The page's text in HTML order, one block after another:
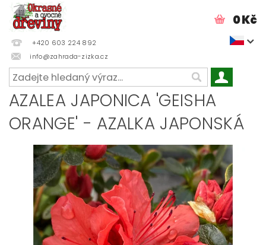
+420 603 224 892
info@zahrada-zizka.cz
0 Kč
AZALEA JAPONICA 'GEISHA
ORANGE' - AZALKA JAPONSKÁ